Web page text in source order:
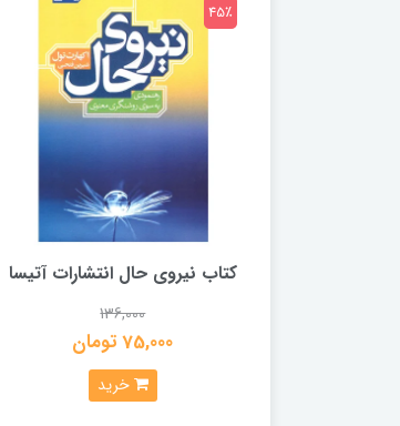
کتاب نیروی‌ حال انتشارات‌ آتیسا
136,000
75,000 تومان
45٪
خرید